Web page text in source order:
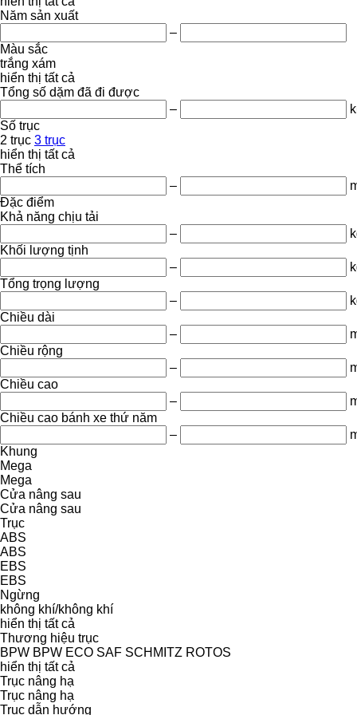
Năm sản xuất
–
Màu sắc
trắng xám
hiển thị tất cả
Tổng số dặm đã đi được
–
Số trục
2 trục 3 trục
hiển thị tất cả
Thể tích
–
Đặc điểm
Khả năng chịu tải
–
Khối lượng tịnh
–
Tổng trọng lượng
–
Chiều dài
–
Chiều rộng
–
Chiều cao
–
Chiều cao bánh xe thứ năm
–
Khung
Mega
Mega
Cửa nâng sau
Cửa nâng sau
Trục
ABS
ABS
EBS
EBS
Ngừng
không khí/không khí
hiển thị tất cả
Thương hiệu trục
BPW BPW ECO SAF SCHMITZ ROTOS
hiển thị tất cả
Trục nâng hạ
Trục nâng hạ
Trục dẫn hướng